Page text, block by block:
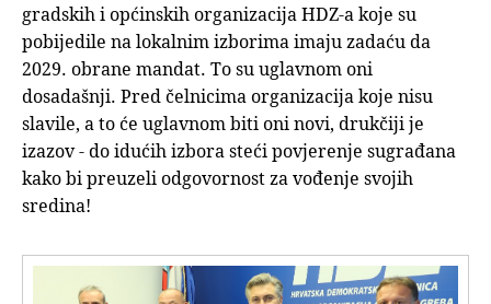
gradskih i općinskih organizacija HDZ-a koje su
pobijedile na lokalnim izborima imaju zadaću da
2029. obrane mandat. To su uglavnom oni
dosadašnji. Pred čelnicima organizacija koje nisu
slavile, a to će uglavnom biti oni novi, drukčiji je
izazov - do idućih izbora steći povjerenje sugrađana
kako bi preuzeli odgovornost za vođenje svojih
sredina!